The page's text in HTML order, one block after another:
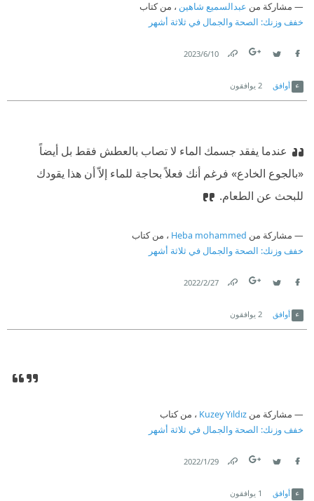
مشاركة من عبدالسميع شاهين ، من كتاب
خفف وزنك: الصحة والجمال في ثلاثة أشهر
10‏/6‏/2023
أوافق 2 يوافقون
عندما يفقد جسمك الماء لا تصاب بالعطش فقط بل أيضاً
«بالجوع الخادع» فرغم أنك فعلاً بحاجة للماء إلاّ أن هذا يقودك
للبحث عن الطعام.
مشاركة من Heba mohammed ، من كتاب
خفف وزنك: الصحة والجمال في ثلاثة أشهر
27‏/2‏/2022
أوافق 2 يوافقون
مشاركة من Kuzey Yıldız ، من كتاب
خفف وزنك: الصحة والجمال في ثلاثة أشهر
29‏/1‏/2022
أوافق 1 يوافقون